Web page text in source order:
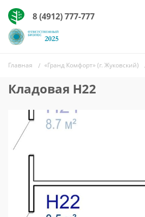
8 (4912) 777-777
Главная «Гранд Комфорт» (г. Жуковский)
Кладовая Н22